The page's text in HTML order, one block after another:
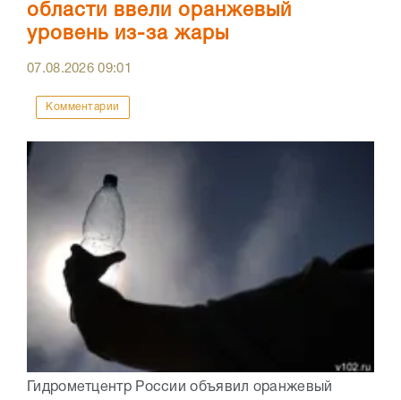
области ввели оранжевый
уровень из-за жары
07.08.202609:01
Комментарии
Гидрометцентр России объявил оранжевый